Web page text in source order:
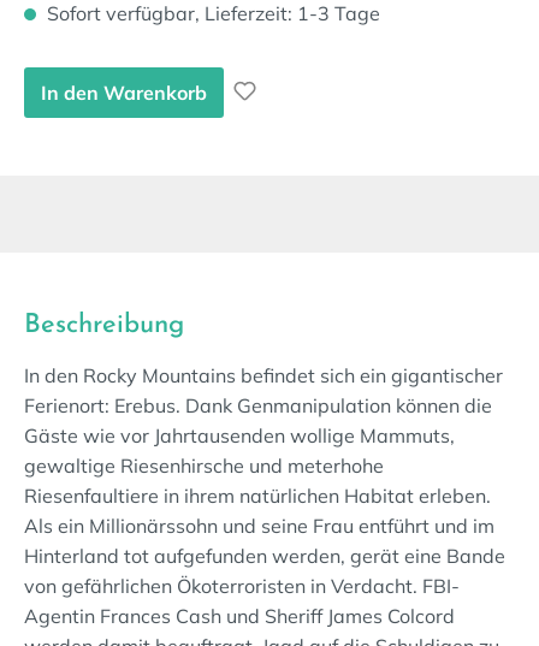
Sofort verfügbar, Lieferzeit: 1-3 Tage
In den Warenkorb
Beschreibung
In den Rocky Mountains befindet sich ein gigantischer
Ferienort: Erebus. Dank Genmanipulation können die
Gäste wie vor Jahrtausenden wollige Mammuts,
gewaltige Riesenhirsche und meterhohe
Riesenfaultiere in ihrem natürlichen Habitat erleben.
Als ein Millionärssohn und seine Frau entführt und im
Hinterland tot aufgefunden werden, gerät eine Bande
von gefährlichen Ökoterroristen in Verdacht. FBI-
Agentin Frances Cash und Sheriff James Colcord